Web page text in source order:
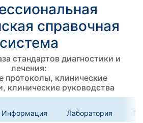
справочная
система
стандартов диагностики и
лечения:
протоколы, клинические
клинические руководства
Информация Лаборатория